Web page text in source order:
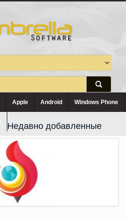
Apple Android Windows Phone
Недавно добавленные